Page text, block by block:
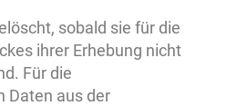
sobald sie für die
ihrer Erhebung nicht
Für die
Daten aus der